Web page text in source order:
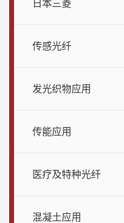
日本三菱
传感光纤
发光织物应用
传能应用
医疗及特种光纤
混凝土应用